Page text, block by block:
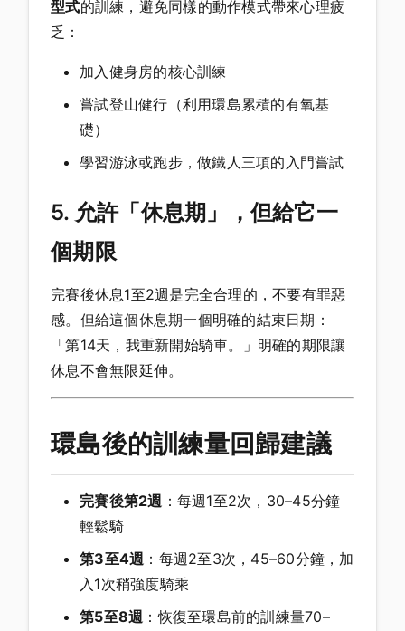
型式的訓練，避免同樣的動作模式帶來心理疲
乏：
加入健身房的核心訓練
嘗試登山健行（利用環島累積的有氧基
礎）
學習游泳或跑步，做鐵人三項的入門嘗試
5. 允許「休息期」，但給它一
個期限
完賽後休息1至2週是完全合理的，不要有罪惡
感。但給這個休息期一個明確的結束日期：
「第14天，我重新開始騎車。」明確的期限讓
休息不會無限延伸。
環島後的訓練量回歸建議
完賽後第2週 ：每週1至2次，30–45分鐘
輕鬆騎
第3至4週 ：每週2至3次，45–60分鐘，加
入1次稍強度騎乘
第5至8週 ：恢復至環島前的訓練量70–